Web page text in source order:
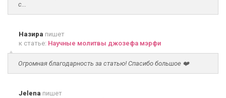
с...
Назира пишет
к статье: Научные молитвы джозефа мэрфи
Огромная благодарность за статью! Спасибо большое ❤️
Jelena пишет